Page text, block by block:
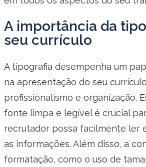
A importância da
seu currículo
A tipografia desempenha um
na apresentação do seu
profissionalismo e organização.
fonte limpa e legível é crucial
recrutador possa facilmente ler
as informações. Além disso, a
formatação, como o uso de